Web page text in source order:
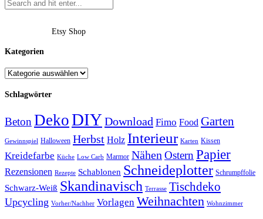
Etsy Shop
Kategorien
Schlagwörter
Beton DekoDIYDownload Fimo Food Garten
Gewinnspiel Halloween Herbst Holz Interieur Karten Kissen
Kreidefarbe Küche Low Carb Marmor Nähen Ostern Papier
Rezensionen Rezepte Schablonen Schneideplotter Schrumpffolie
Schwarz-Weiß Skandinavisch Terrasse Tischdeko
Upcycling Vorher/Nachher Vorlagen Weihnachten Wohnzimmer